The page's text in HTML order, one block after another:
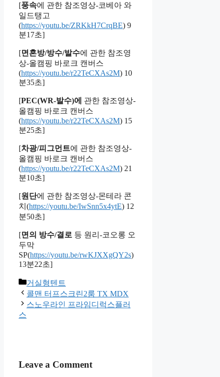
[풍속에 관한 참조영상-코베아 와
일드탱고
(https://youtu.be/ZRKkH7CrqBE) 9
분17초]
[면혼방/방수/발수에 관한 참조영
상-올캠핑 바로크 캔버스
(https://youtu.be/r22TeCXAs2M) 10
분35초]
[PEC(WR-발수)에
관한 참조영상-
올캠핑 바로크 캔버스
(https://youtu.be/r22TeCXAs2M) 15
분25초]
[차광/피그먼트에 관한 참조영상-
올캠핑 바로크 캔버스
(https://youtu.be/r22TeCXAs2M) 21
분10초]
[원단에 관한 참조영상-몬테라 콘
치(https://youtu.be/IwSnn5x4ytE) 12
분50초]
[면의 방수/결로 등 원리-코오롱 오
두막
SP(https://youtu.be/rwKJXXgQY2s)
13분22초]
Categories
거실형텐트
콜맨 터프스크린2룸 TX MDX
스노우라인 프라임디럭스플러
스
Leave a Comment